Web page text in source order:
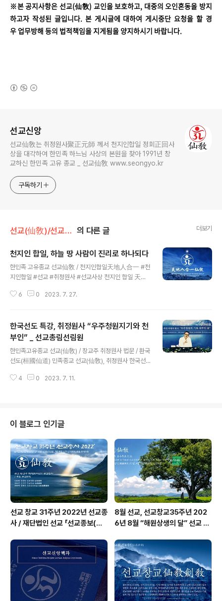
※본 공지사항은 선교(仙敎) 교인을 보호하고, 대중의 오인혼동을 방지
하고자 작성된 글입니다. 본 게시글에 대하여 게시중단 요청을 할 경
우 업무방해 등의 법적책임을 지게됨을 양지하시기 바랍니다.
선교신앙
선교仙敎는 취정원사聚正元師 께서 천지인합일 정회正回사
상을 대각하여 한민족 하느님 사상의 본원을 찾아 1991년 창
교하신 한민족 고유 종교 _ 선교仙敎 www.seongyo.kr
구독하기
선교(仙敎)/선교수행 의 다른 글 더보기
천지인 합일, 하늘 땅 사람이 진리로 하나되다
한민족 고유종교 선교仙敎 / 천지인합일天地人合一 #천
지인합일 #선교 #취정원사 #선교사상 천지인 합일 天地
한 선교 교조 박광의(朴光義) 취정원사(聚正元師)님의
族本源思想) · 한알사상 · 선(仙)사상의 근간을 이룹니다.
“천지인합일 사상(天地人合一思想)”은 취정원사께서
선기22년 1988년(환기9185년 단기4321년 무진년 귀
원일체환시시)에 하느님 환인(桓因)으로부터 개천입교(開
天立敎)의 천명과 천부인(天符印)을 교유받아 종지수행
(宗旨修行)의 길에 들어 우주천지만물의 율려조화(律麗
6 0 2023. 7. 27.
한국선도 특강, 취정원사 “우주청원지기와 천
부인” _ 선교총림선림원
한민족고유종교 선교(仙敎) / 창교주 취정원사 법문 / 환국
선도(桓國仙道) 민족종교 선교(仙敎), 취정원사 한국선
符印唵)” 화랑세기 하종 조에 “선도본출 우주청원지기
(光明開天) 율려조화(律呂造化)하시니, 한알이신 하느
님 환인께서 내리신 한얼을 일심(一心)이라하며, 신성(神
性)이라 한다. 하느님 환인의 광명 · 우주 최초의 빛 · 하늘
의 광명이 환(桓)으로 임하시고, 신성광명(神性光明)이
세상에 내려 땅의 광명 단(檀)으로 임하시며, 비로소 우주
청원(宇宙淸元)의 기(氣) 선기(仙氣)가 내려 사..
4 0 2023. 7. 11.
이 블로그 인기글
선교 창교 31주년 2022년 선교종
사 / 재단법인 선교 「선교종보(仙
8월 선교, 선교창교35주년 202
6년 8월 “해원상생의 달” 선교 법